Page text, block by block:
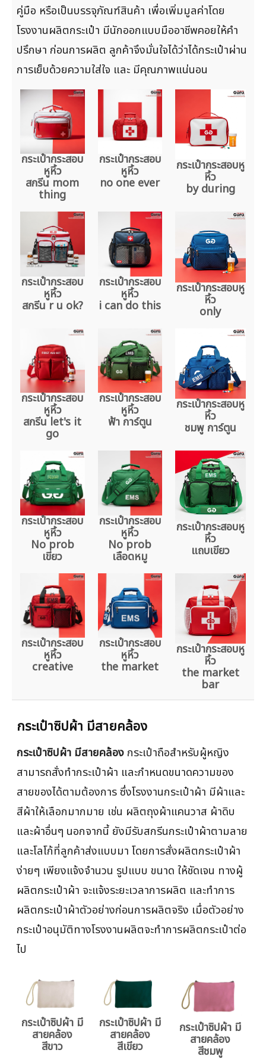
คู่มือ หรือเป็นบรรจุภัณฑ์สินค้า เพื่อเพิ่มมูลค่าโดย
โรงงานผลิตกระเป๋า มีนักออกแบบมืออาชีพคอยให้คำ
ปรึกษา ก่อนการผลิต ลูกค้าจึงมั่นใจได้ว่าได้กระเป๋าผ่าน
การเย็บด้วยความใส่ใจ และ มีคุณภาพแน่นอน
กระเป๋ากระสอบ
หูหิ้ว
สกรีน mom
thing
กระเป๋ากระสอบ
หูหิ้ว
no one ever
กระเป๋ากระสอบหู
หิ้ว
by during
กระเป๋ากระสอบ
หูหิ้ว
สกรีน r u ok?
กระเป๋ากระสอบ
หูหิ้ว
i can do this
กระเป๋ากระสอบหู
หิ้ว
only
กระเป๋ากระสอบ
หูหิ้ว
สกรีน let's it
go
กระเป๋ากระสอบ
หูหิ้ว
ฟ้า การ์ตูน
กระเป๋ากระสอบหู
หิ้ว
ชมพู การ์ตูน
กระเป๋ากระสอบ
หูหิ้ว
No prob
เขียว
กระเป๋ากระสอบ
หูหิ้ว
No prob
เลือดหมู
กระเป๋ากระสอบหู
หิ้ว
แถบเขียว
กระเป๋ากระสอบ
หูหิ้ว
creative
กระเป๋ากระสอบ
หูหิ้ว
the market
กระเป๋ากระสอบหู
หิ้ว
the market
bar
กระเป๋าซิปผ้า มีสายคล้อง
กระเป๋าซิปผ้า มีสายคล้อง กระเป๋าถือสำหรับผู้หญิง
สามารถสั่งทำกระเป๋าผ้า และกำหนดขนาดความของ
สายของได้ตามต้องการ ซึ่งโรงงานกระเป๋าผ้า มีผ้าและ
สีผ้าให้เลือกมากมาย เช่น ผลิตถุงผ้าแคนวาส ผ้าดิบ
และผ้าอื่นๆ นอกจากนี้ ยังมีรับสกรีนกระเป๋าผ้าตามลาย
และโลโก้ที่ลูกค้าส่งแบบมา โดยการสั่งผลิตกระเป๋าผ้า
ง่ายๆ เพียงแจ้งจำนวน รูปแบบ ขนาด ให้ชัดเจน ทางผู้
ผลิตกระเป๋าผ้า จะแจ้งระยะเวลาการผลิต และทำการ
ผลิตกระเป๋าผ้าตัวอย่างก่อนการผลิตจริง เมื่อตัวอย่าง
กระเป๋าอนุมัติทางโรงงานผลิตจะทำการผลิตกระเป๋าต่อ
ไป
กระเป๋าซิปผ้า มี
สายคล้อง
สีขาว
กระเป๋าซิปผ้า มี
สายคล้อง
สีเขียว
กระเป๋าซิปผ้า มี
สายคล้อง
สีชมพู